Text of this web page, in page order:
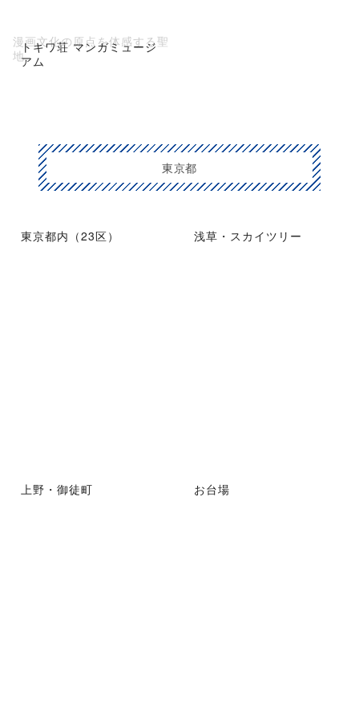
トキワ荘 マンガミュージ
アム
漫画文化の原点を体感する聖
地
東京都
東京都内（23区） 浅草・スカイツリー
上野・御徒町 お台場